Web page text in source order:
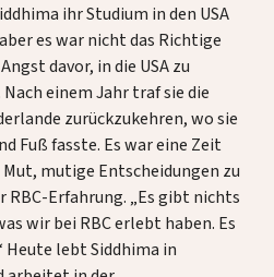
ihr Studium in den USA
es war nicht das Richtige
davor, in die USA zu
einem Jahr traf sie die
zurückzukehren, wo sie
Fuß fasste. Es war eine Zeit
mutige Entscheidungen zu
Erfahrung. „Es gibt nichts
wir bei RBC erlebt haben. Es
Heute lebt Siddhima in